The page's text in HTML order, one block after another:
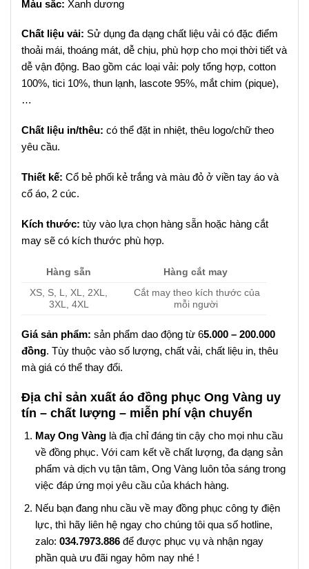
Màu sắc: Xanh dương
Chất liệu vải: Sử dụng đa dạng chất liệu vải có đặc điểm
thoải mái, thoáng mát, dễ chịu, phù hợp cho mọi thời tiết và
dễ vận động. Bao gồm các loại vải: poly tổng hợp, cotton
100%, tici 10%, thun lạnh, lascote 95%, mắt chim (pique),
…
Chất liệu in/thêu: có thể đặt in nhiệt, thêu logo/chữ theo
yêu cầu.
Thiết kế: Cổ bẻ phối kẻ trắng và màu đỏ ở viền tay áo và
cổ áo, 2 cúc.
Kích thước: tùy vào lựa chọn hàng sẵn hoặc hàng cắt
may sẽ có kích thước phù hợp.
Hàng sẵn
Hàng cắt may
XS, S, L, XL, 2XL,
3XL, 4XL
Cắt may theo kích thước của
mỗi người
Giá sản phẩm: sản phẩm dao động từ 65.000 – 200.000
đồng. Tùy thuộc vào số lượng, chất vải, chất liệu in, thêu
mà giá có thể thay đổi.
Địa chỉ sản xuất áo đồng phục Ong Vàng uy
tín – chất lượng – miễn phí vận chuyển
May Ong Vànglà địa chỉ đáng tin cậy cho mọi nhu cầu
về đồng phục. Với cam kết về chất lượng, đa dạng sản
phẩm và dịch vụ tận tâm, Ong Vàng luôn tỏa sáng trong
việc đáp ứng mọi yêu cầu của khách hàng.
Nếu bạn đang nhu cầu về may đồng phục công ty điện
lực, thì hãy liên hệ ngay cho chúng tôi qua số hotline,
zalo: 034.7973.886để được phục vụ và nhận ngay
phần quà ưu đãi ngay hôm nay nhé !